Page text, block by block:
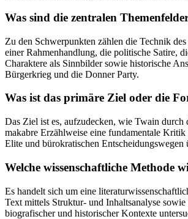
Was sind die zentralen
Zu den Schwerpunkten zählen die Technik
einer Rahmenhandlung, die politische Satire,
Charaktere als Sinnbilder sowie historische
Bürgerkrieg und die Donner Party.
Was ist das primäre Ziel oder die
Das Ziel ist es, aufzudecken, wie Twain durch
makabre Erzählweise eine fundamentale Kritik
Elite und bürokratischen Entscheidungswegen
Welche wissenschaftliche Methode
Es handelt sich um eine
Text mittels Struktur- und Inhaltsanalyse
biografischer und historischer Kontexte